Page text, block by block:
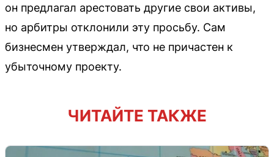
он предлагал арестовать другие свои активы,
но арбитры отклонили эту просьбу. Сам
бизнесмен утверждал, что не причастен к
убыточному проекту.
ЧИТАЙТЕ ТАКЖЕ